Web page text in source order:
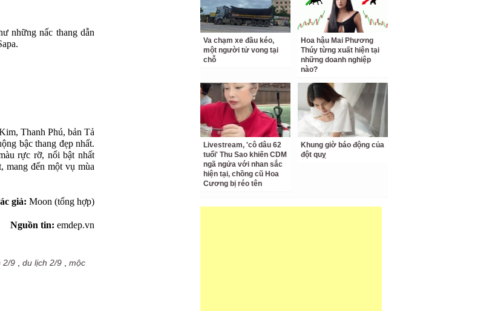
những nấc thang dẫn
Thanh Phú, bản Tả
bậc thang đẹp nhất.
rực rỡ, nổi bật nhất
mang đến một vụ mùa
giả: Moon (tổng hợp)
Nguồn tin: emdep.vn
2/9 du lịch 2/9
mộc
Va chạm xe đầu kéo,
một người tử vong tại
chỗ
Hoa hậu Mai Phương
Thúy từng xuất hiện tại
những doanh nghiệp
nào?
Livestream, 'cô dâu 62
tuổi' Thu Sao khiến CDM
ngã ngửa với nhan sắc
hiện tại, chồng cũ Hoa
Cương bị réo tên
Khung giờ báo động của
đột quỵ